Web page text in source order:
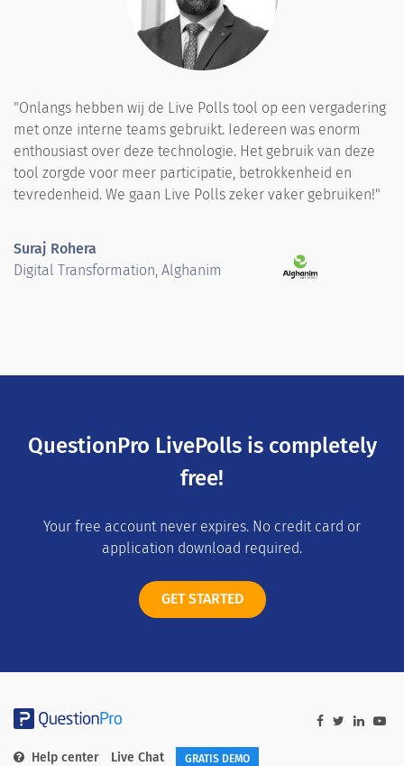
"Onlangs hebben wij de Live Polls tool op een vergadering
met onze interne teams gebruikt. Iedereen was enorm
enthousiast over deze technologie. Het gebruik van deze
tool zorgde voor meer participatie, betrokkenheid en
tevredenheid. We gaan Live Polls zeker vaker gebruiken!"
Suraj Rohera
Digital Transformation, Alghanim
QuestionPro LivePolls is completely
free!
Your free account never expires. No credit card or
application download required.
GET STARTED
Help center Live Chat GRATIS DEMO